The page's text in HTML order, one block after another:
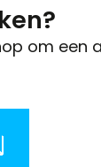
om een